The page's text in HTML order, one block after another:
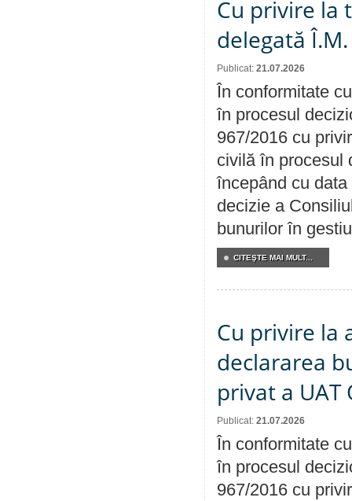
Cu privire la
delegată
Publicat: 21.07.2026
În conformitate
în procesul
967/2016 cu
civilă în procesul
începând cu
decizie a
bunurilor în
CITEŞTE MAI MULT...
Cu privire la
declararea
privat a UAT
Publicat: 21.07.2026
În conformitate
în procesul
967/2016 cu